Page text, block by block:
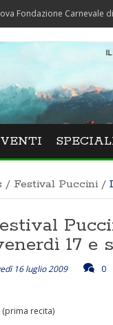
Carnevale di Viareggio
/ Festival Puccini /
17 e
16 luglio 2009 0
(prima recita)